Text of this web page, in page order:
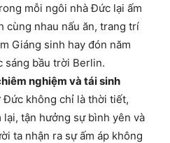
mỗi ngôi nhà Đức lại ấm
cùng nhau nấu ăn, trang trí
Giáng sinh hay đón năm
sáng bầu trời Berlin.
nghiệm và tái sinh
Đức không chỉ là thời tiết,
tận hưởng sự bình yên và
ta nhận ra sự ấm áp không